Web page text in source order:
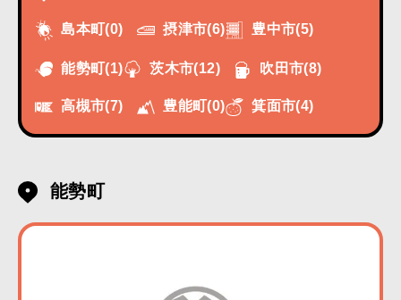
島本町(0) 摂津市(6) 豊中市(5)
能勢町(1) 茨木市(12) 吹田市(8)
高槻市(7) 豊能町(0) 箕面市(4)
能勢町